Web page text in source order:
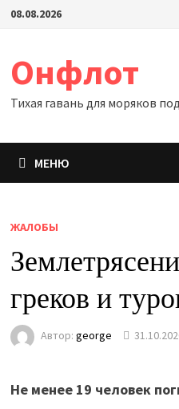
Перейти
08.08.2026
Онфлот
Тихая гавань для моряков
МЕНЮ
ЖАЛОБЫ
греков и
Автор: george
Не менее 19 человек